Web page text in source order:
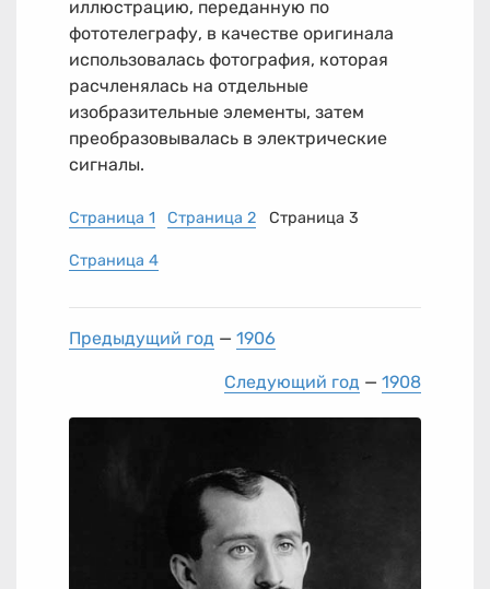
иллюстрацию, переданную по
фототелеграфу, в качестве оригинала
использовалась фотография, которая
расчленялась на отдельные
изобразительные элементы, затем
преобразовывалась в электрические
сигналы.
Страница 1 Страница 2 Страница 3
Страница 4
Предыдущий год — 1906
Следующий год — 1908